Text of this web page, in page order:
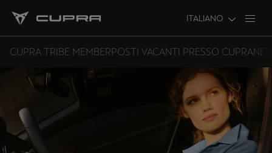
ITALIANO
CUPRA TRIBE MEMBERPOSTI VACANTI PRESSO CUPRA